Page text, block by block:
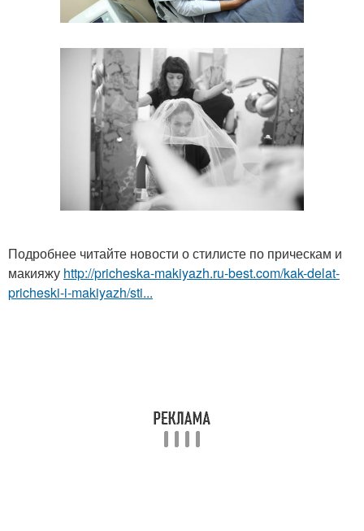
Подробнее читайте новости о стилисте по прическам и
макияжу http://pricheska-makiyazh.ru-best.com/kak-delat-
pricheski-i-makiyazh/sti...